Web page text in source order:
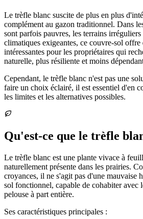
Le trèfle blanc suscite de plus en plus
complément au gazon traditionnel. Dans
sont parfois pauvres, les terrains
climatiques exigeantes, ce couvre-sol offre
intéressantes pour les propriétaires qui
naturelle, plus résiliente et moins
Cependant, le trèfle blanc n'est pas une
faire un choix éclairé, il est essentiel d'en
les limites et les alternatives possibles.
Qu'est-ce que le trèfle
Le trèfle blanc est une plante vivace à
naturellement présente dans les prairies.
croyances, il ne s'agit pas d'une mauvaise
sol fonctionnel, capable de cohabiter avec
pelouse à part entière.
Ses caractéristiques principales :